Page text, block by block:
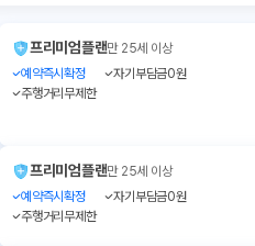
프리미엄플랜만 25세 이상
예약즉시확정
자기부담금0원
주행거리무제한
프리미엄플랜만 25세 이상
예약즉시확정
자기부담금0원
주행거리무제한